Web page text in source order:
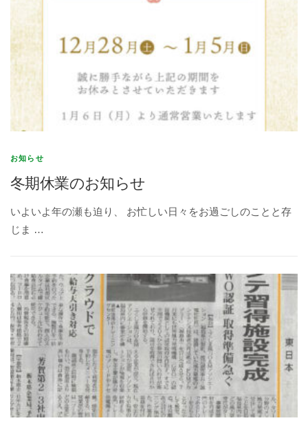
お知らせ
冬期休業のお知らせ
いよいよ年の瀬も迫り、 お忙しい日々をお過ごしのことと存
じま …